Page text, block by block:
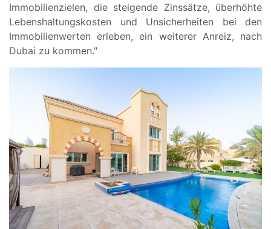
Immobilienzielen, die steigende Zinssätze, überhöhte
Lebenshaltungskosten und Unsicherheiten bei den
Immobilienwerten erleben, ein weiterer Anreiz, nach
Dubai zu kommen."